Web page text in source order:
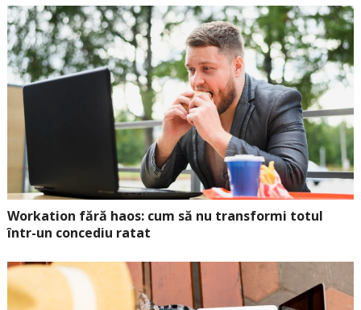
Workation fără haos: cum să nu transformi totul
într-un concediu ratat